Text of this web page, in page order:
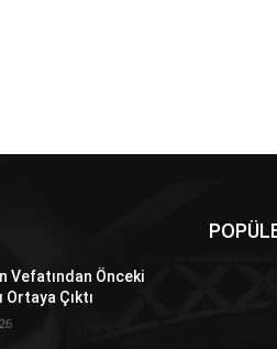
Vefatından Önceki
Ortaya Çıktı